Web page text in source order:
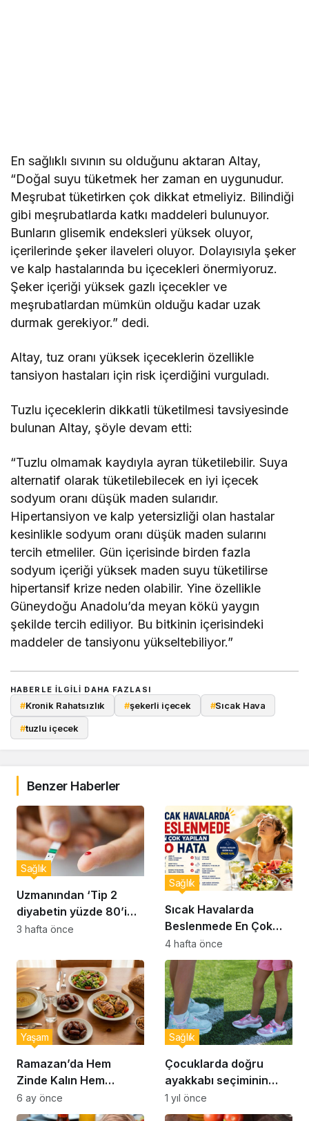
En sağlıklı sıvının su olduğunu aktaran Altay,
“Doğal suyu tüketmek her zaman en uygunudur.
Meşrubat tüketirken çok dikkat etmeliyiz. Bilindiği
gibi meşrubatlarda katkı maddeleri bulunuyor.
Bunların glisemik endeksleri yüksek oluyor,
içerilerinde şeker ilaveleri oluyor. Dolayısıyla şeker
ve kalp hastalarında bu içecekleri önermiyoruz.
Şeker içeriği yüksek gazlı içecekler ve
meşrubatlardan mümkün olduğu kadar uzak
durmak gerekiyor.” dedi.
Altay, tuz oranı yüksek içeceklerin özellikle
tansiyon hastaları için risk içerdiğini vurguladı.
Tuzlu içeceklerin dikkatli tüketilmesi tavsiyesinde
bulunan Altay, şöyle devam etti:
“Tuzlu olmamak kaydıyla ayran tüketilebilir. Suya
alternatif olarak tüketilebilecek en iyi içecek
sodyum oranı düşük maden sularıdır.
Hipertansiyon ve kalp yetersizliği olan hastalar
kesinlikle sodyum oranı düşük maden sularını
tercih etmeliler. Gün içerisinde birden fazla
sodyum içeriği yüksek maden suyu tüketilirse
hipertansif krize neden olabilir. Yine özellikle
Güneydoğu Anadolu’da meyan kökü yaygın
şekilde tercih ediliyor. Bu bitkinin içerisindeki
maddeler de tansiyonu yükseltebiliyor.”
HABERLE ILGILI DAHA FAZLASI
#Kronik Rahatsızlık #şekerli içecek #Sıcak Hava
#tuzlu içecek
Benzer Haberler
Uzmanından ‘Tip 2
diyabetin yüzde 80’i
önlenebilir’ uyarısı
Sağlık
3 hafta önce
Sıcak Havalarda
Beslenmede En Çok
Yapılan 10 Hata
Sağlık
4 hafta önce
Ramazan’da Hem
Zinde Kalın Hem
Susamayın: İftar ve
Sahur İçin Altın Kurallar
Yaşam
6 ay önce
Çocuklarda doğru
ayakkabı seçiminin
önemi… Uzmanlar
uyardı: Doğru ayakkabı
Sağlık
1 yıl önce